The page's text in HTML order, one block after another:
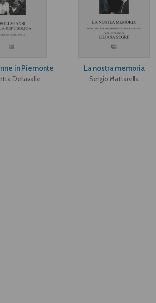
in Piemonte
Dellavalle
La nostra memoria
Sergio Mattarella